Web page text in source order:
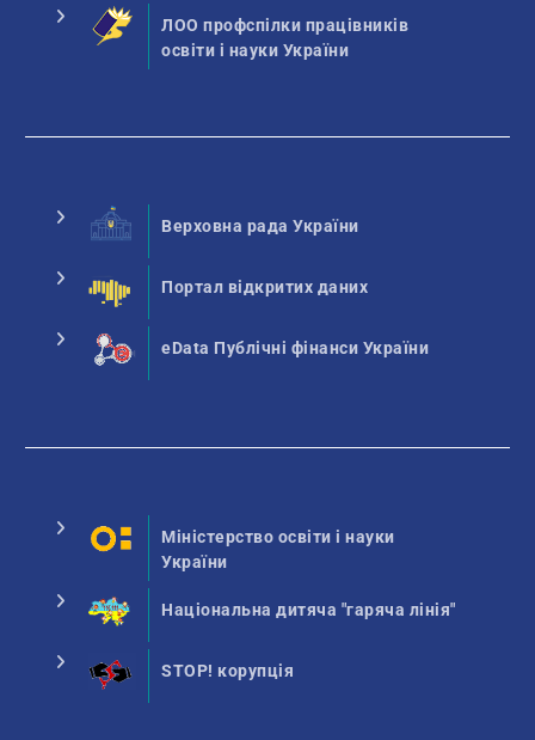
ЛОО профспілки працівників
освіти і науки України
Верховна рада України
Портал відкритих даних
eData Публічні фінанси України
Міністерство освіти і науки
України
Національна дитяча "гаряча лінія"
STOP! корупція